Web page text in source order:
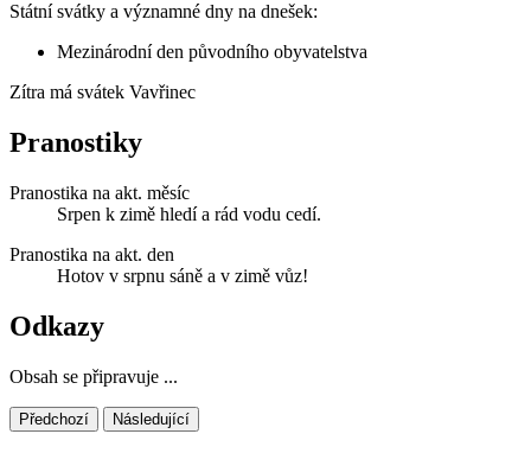
Státní svátky a významné dny na dnešek:
Mezinárodní den původního obyvatelstva
Zítra má svátek Vavřinec
Pranostiky
Pranostika na akt. měsíc
Srpen k zimě hledí a rád vodu cedí.
Pranostika na akt. den
Hotov v srpnu sáně a v zimě vůz!
Odkazy
Obsah se připravuje ...
Předchozí Následující